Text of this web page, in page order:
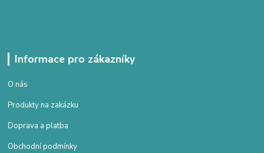
Informace pro zákazníky
O nás
Produkty na zakázku
Doprava a platba
Obchodní podmínky